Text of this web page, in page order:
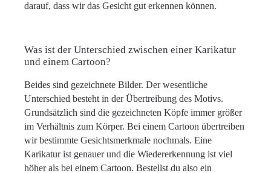
darauf, dass wir das Gesicht gut erkennen können.
Was ist der Unterschied zwischen einer Karikatur
und einem Cartoon?
Beides sind gezeichnete Bilder. Der wesentliche
Unterschied besteht in der Übertreibung des Motivs.
Grundsätzlich sind die gezeichneten Köpfe immer größer
im Verhältnis zum Körper. Bei einem Cartoon übertreiben
wir bestimmte Gesichtsmerkmale nochmals. Eine
Karikatur ist genauer und die Wiedererkennung ist viel
höher als bei einem Cartoon. Bestellst du also ein